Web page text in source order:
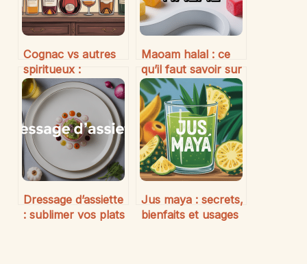
Cognac vs autres
spiritueux :
comment faire la
différence et
choisir le bon
Maoam halal : ce
qu’il faut savoir sur
les bonbons et leur
composition
Dressage d’assiette
: sublimer vos plats
Jus maya : secrets,
bienfaits et usages